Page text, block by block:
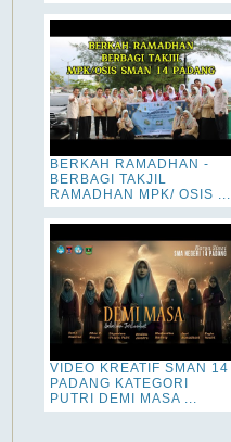
BERKAH RAMADHAN -
BERBAGI TAKJIL
RAMADHAN MPK/ OSIS ...
VIDEO KREATIF SMAN 14
PADANG KATEGORI
PUTRI DEMI MASA ...